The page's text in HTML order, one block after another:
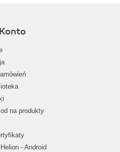
na produkty
- Android